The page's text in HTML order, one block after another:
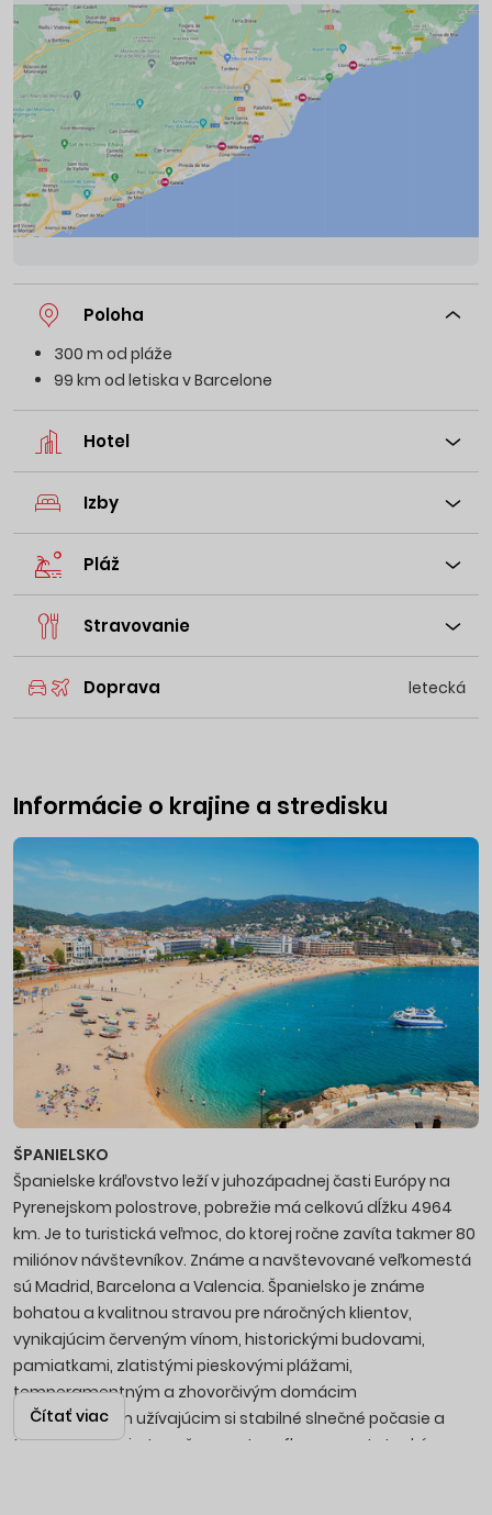
Poloha
300 m od pláže
99 km od letiska v Barcelone
Hotel
Izby
Pláž
Stravovanie
Doprava letecká
Informácie o krajine a stredisku
ŠPANIELSKO
Španielske kráľovstvo leží v juhozápadnej časti Európy na
Pyrenejskom polostrove, pobrežie má celkovú dĺžku 4964
km. Je to turistická veľmoc, do ktorej ročne zavíta takmer 80
miliónov návštevníkov. Známe a navštevované veľkomestá
sú Madrid, Barcelona a Valencia. Španielsko je známe
bohatou a kvalitnou stravou pre náročných klientov,
vynikajúcim červeným vínom, historickými budovami,
pamiatkami, zlatistými pieskovými plážami,
temperamentným a zhovorčivým domácim
obyvateľstvom užívajúcim si stabilné slnečné počasie a
teplé letné noci v tanečnom rytme flamenca. Letecké
Čítať viac